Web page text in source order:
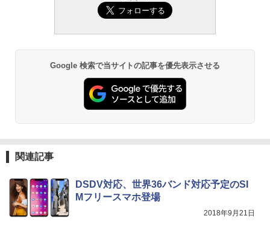
Google 検索で当サイトの記事を優先表示させる
関連記事
DSDV対応、世界36バンド対応予定のSI
Mフリースマホ登場
2018年9月21日